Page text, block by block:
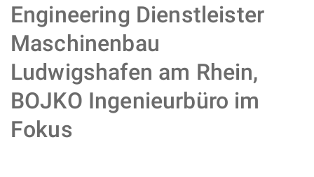
Engineering Dienstleister
Maschinenbau
Ludwigshafen am Rhein,
BOJKO Ingenieurbüro im
Fokus